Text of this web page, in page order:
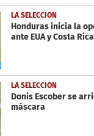
LA SELECCIÓN
Honduras inicia la
ante EUA y Costa Rica
LA SELECCIÓN
Donis Escober se
máscara